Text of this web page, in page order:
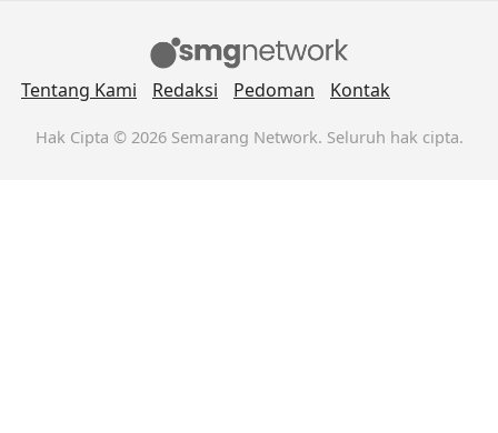
Tentang Kami Redaksi Pedoman Kontak
Hak Cipta © 2026 Semarang Network. Seluruh hak cipta.